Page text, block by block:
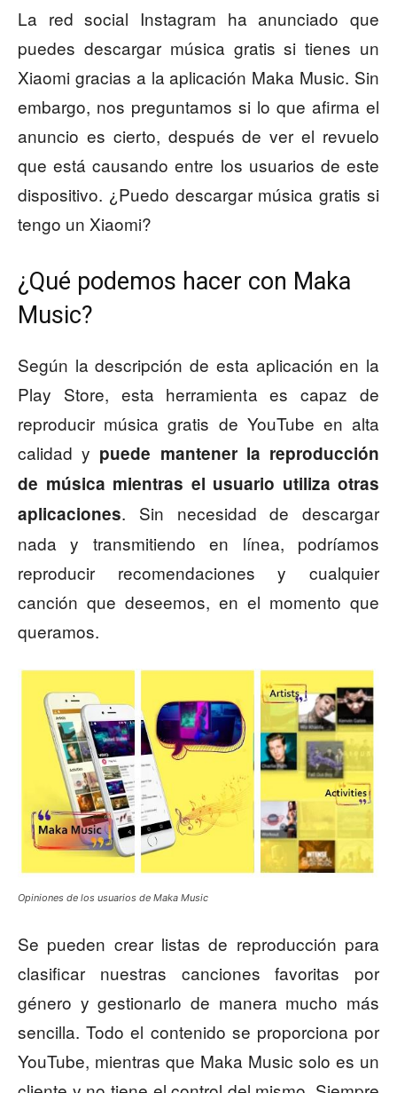
La red social Instagram ha anunciado que
puedes descargar música gratis si tienes un
Xiaomi gracias a la aplicación Maka Music. Sin
embargo, nos preguntamos si lo que afirma el
anuncio es cierto, después de ver el revuelo
que está causando entre los usuarios de este
dispositivo. ¿Puedo descargar música gratis si
tengo un Xiaomi?
¿Qué podemos hacer con Maka
Music?
Según la descripción de esta aplicación en la
Play Store, esta herramienta es capaz de
reproducir música gratis de YouTube en alta
calidad y puede mantener la reproducción
de música mientras el usuario utiliza otras
aplicaciones. Sin necesidad de descargar
nada y transmitiendo en línea, podríamos
reproducir recomendaciones y cualquier
canción que deseemos, en el momento que
queramos.
Opiniones de los usuarios de Maka Music
Se pueden crear listas de reproducción para
clasificar nuestras canciones favoritas por
género y gestionarlo de manera mucho más
sencilla. Todo el contenido se proporciona por
YouTube, mientras que Maka Music solo es un